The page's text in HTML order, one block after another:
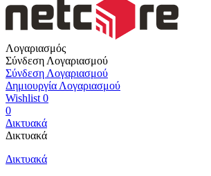
Λογαριασμός
Σύνδεση Λογαριασμού
Σύνδεση Λογαριασμού
Δημιουργία Λογαριασμού
Wishlist 0
0
Δικτυακά
Δικτυακά
Δικτυακά